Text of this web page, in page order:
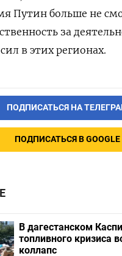
Путин больше не
за
в этих регионах.
ПОДПИСАТЬСЯ НА
ПОДПИСАТЬСЯ В GOOGLE
В дагестанском
топливного кризиса
коллапс